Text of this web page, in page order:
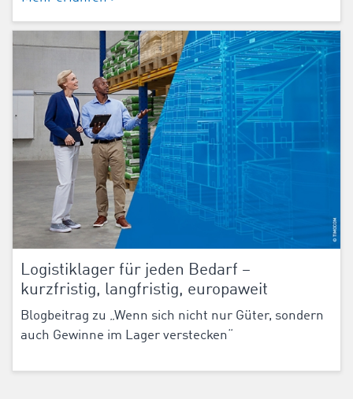
Logistiklager für jeden Bedarf –
kurzfristig, langfristig, europaweit
Blogbeitrag zu „Wenn sich nicht nur Güter, sondern
auch Gewinne im Lager verstecken“